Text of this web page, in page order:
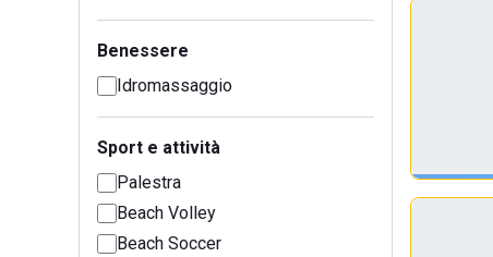
Benessere
Idromassaggio
Sport e attività
Palestra
Beach Volley
Beach Soccer